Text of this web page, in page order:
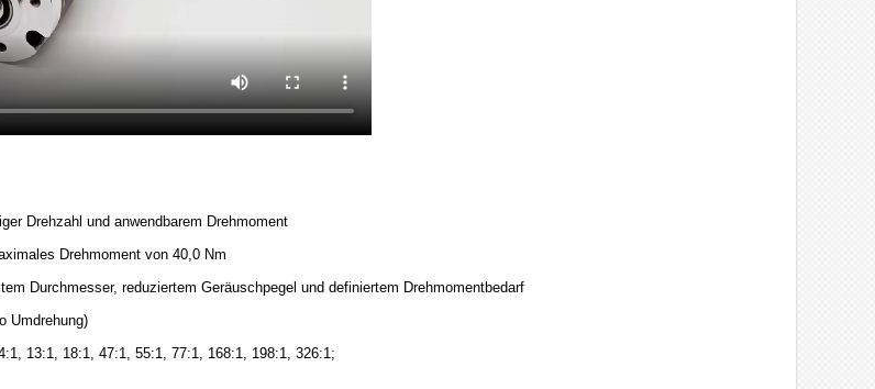
Drehzahl und anwendbarem Drehmoment
Drehmoment von 40,0 Nm
Durchmesser, reduziertem Geräuschpegel und definiertem Drehmomentbedarf
Umdrehung)
13:1, 18:1, 47:1, 55:1, 77:1, 168:1, 198:1, 326:1;